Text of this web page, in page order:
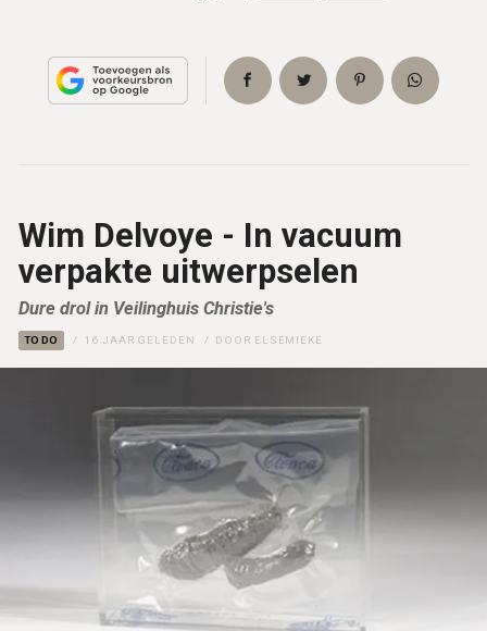
Wim Delvoye - In vacuum
verpakte uitwerpselen
Dure drol in Veilinghuis Christie's
TO DO 16 JAAR GELEDEN DOOR ELSEMIEKE